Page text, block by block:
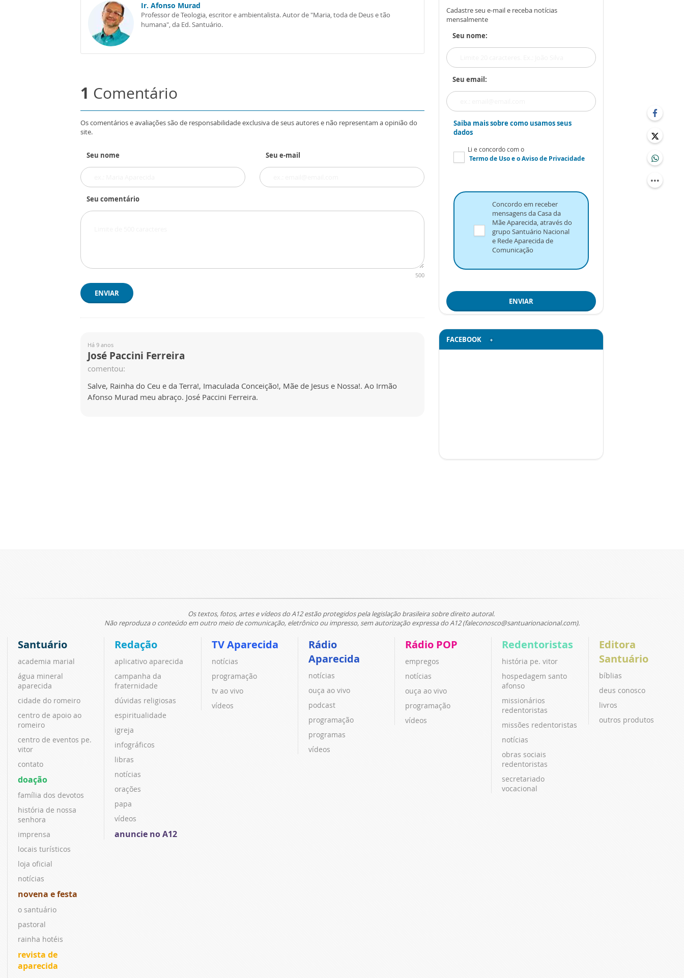
Ir. Afonso Murad
Professor de Teologia, escritor e ambientalista. Autor de "Maria, toda de Deus e tão
humana", da Ed. Santuário.
1 Comentário
Os comentários e avaliações são de responsabilidade exclusiva de seus autores e não representam a opinião do
site.
Seu nome Seu e-mail
Seu comentário
500
ENVIAR
Há 9 anos
José Paccini Ferreira
comentou:
Salve, Rainha do Ceu e da Terra!, Imaculada Conceição!, Mãe de Jesus e Nossa!. Ao Irmão
Afonso Murad meu abraço. José Paccini Ferreira.
Cadastre seu e-mail e receba notícias
mensalmente
Seu nome:
Seu email:
Saiba mais sobre como usamos seus
dados
Li e concordo com o
Termo de Usoe oAviso de Privacidade
Concordo em receber
mensagens da Casa da
Mãe Aparecida, através do
grupo Santuário Nacional
e Rede Aparecida de
Comunicação
ENVIAR
FACEBOOK
Os textos, fotos, artes e vídeos do A12 estão protegidos pela legislação brasileira sobre direito autoral.
Não reproduza o conteúdo em outro meio de comunicação, eletrônico ou impresso, sem autorização expressa do A12 (faleconosco@santuarionacional.com).
Santuário
academia marial
água mineral
aparecida
cidade do romeiro
centro de apoio ao
romeiro
centro de eventos pe.
vitor
contato
doação
família dos devotos
história de nossa
senhora
imprensa
locais turísticos
loja oficial
notícias
novena e festa
o santuário
pastoral
rainha hotéis
revista de
aparecida
Redação
aplicativo aparecida
campanha da
fraternidade
dúvidas religiosas
espiritualidade
igreja
infográficos
libras
notícias
orações
papa
vídeos
anuncie no A12
TV Aparecida
notícias
programação
tv ao vivo
vídeos
Rádio
Aparecida
notícias
ouça ao vivo
podcast
programação
programas
vídeos
Rádio POP
empregos
notícias
ouça ao vivo
programação
vídeos
Redentoristas
história pe. vitor
hospedagem santo
afonso
missionários
redentoristas
missões redentoristas
notícias
obras sociais
redentoristas
secretariado
vocacional
Editora
Santuário
bíblias
deus conosco
livros
outros produtos